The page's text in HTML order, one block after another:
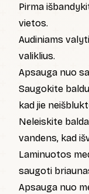
Pirma
vietos.
Audiniams
valiklius.
Apsauga nuo
Saugokite
kad jie
Neleiskite
vandens, kad
Laminuotos
saugoti
Apsauga nuo